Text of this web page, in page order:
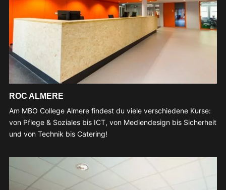
ROC ALMERE
Am MBO College Almere findest du viele verschiedene Kurse:
von Pflege & Soziales bis ICT, von Mediendesign bis Sicherheit
und von Technik bis Catering!